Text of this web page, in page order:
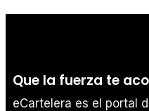
Que la fuerza te
eCartelera es el portal